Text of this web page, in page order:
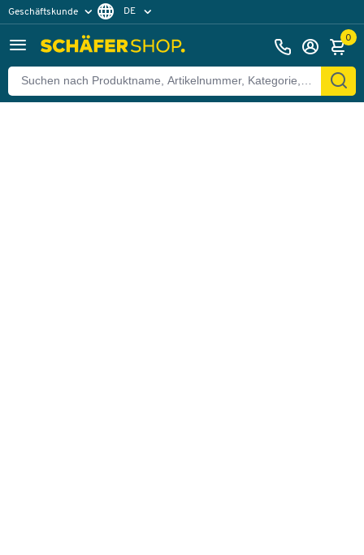
Geschäftskunde DE
0
Zurück